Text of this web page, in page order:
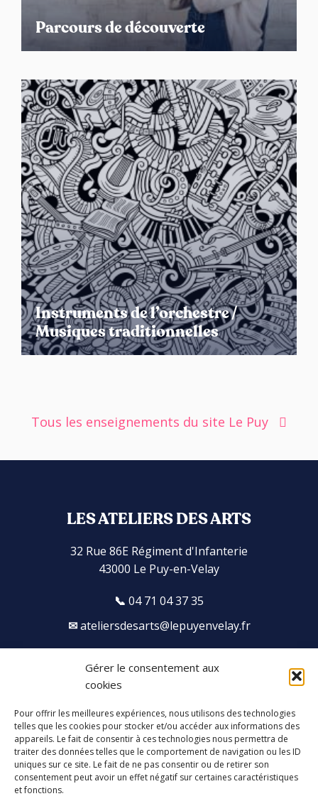
Gérer le consentement aux
cookies
Pour offrir les meilleures expériences, nous utilisons des technologies
telles que les cookies pour stocker et/ou accéder aux informations des
appareils. Le fait de consentir à ces technologies nous permettra de
traiter des données telles que le comportement de navigation ou les ID
uniques sur ce site. Le fait de ne pas consentir ou de retirer son
consentement peut avoir un effet négatif sur certaines caractéristiques
et fonctions.
Parcours de découverte
Instruments de l’orchestre /
Musiques traditionnelles
Tous les enseignements du site Le Puy
LES ATELIERS DES ARTS
32 Rue 86E Régiment d'Infanterie
43000 Le Puy-en-Velay
04 71 04 37 35
ateliersdesarts@lepuyenvelay.fr
S'inscrire à la newsletter